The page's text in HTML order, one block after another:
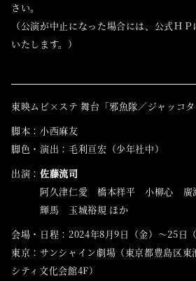
さい。
（公演が中止になった場合には、公式Ｈ
いたします。）
東映ムビ×ステ 舞台「邪魚隊／ジャッコタ
脚本：小西麻友
脚色・演出：毛利亘宏（少年社中）
出演： 佐藤流司
阿久津仁愛 橋本祥平 小柳心 廣
輝馬 玉城裕規 ほか
会場・日程：2024年8月9日（金）～25日（
東京：サンシャイン劇場（東京都豊島区
シティ文化会館4F）